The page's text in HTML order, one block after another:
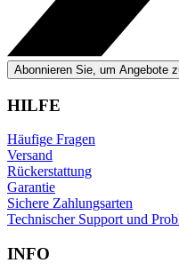
Abonnieren Sie, um Angebote
HILFE
Häufige Fragen
Versand
Rückerstattung
Garantie
Sichere Zahlungsarten
Technischer Support und
INFO